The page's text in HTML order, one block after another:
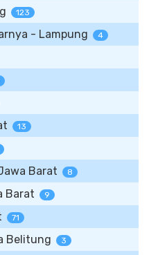
123
- Lampung 4
13
Barat 8
Barat 9
71
Belitung 3